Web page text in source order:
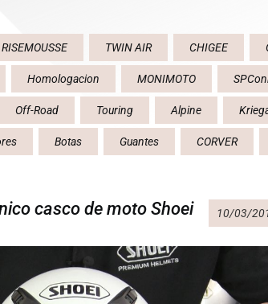
RISEMOUSSE TWIN AIR CHIGEE
Homologacion MONIMOTO
Off-Road Touring Alpine
Botas Guantes CORVER
casco de moto Shoei
10/03/